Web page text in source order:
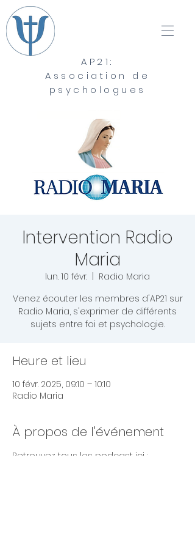
AP21:
Association de
psychologues
Intervention Radio
Maria
lun. 10 févr.
Radio Maria
Venez écouter les membres d'AP21 sur
Radio Maria, s'exprimer de différents
sujets entre foi et psychologie.
Heure et lieu
10 févr. 2025, 09:10 – 10:10
Radio Maria
À propos de l'événement
Retrouvez tous les podcast ici :